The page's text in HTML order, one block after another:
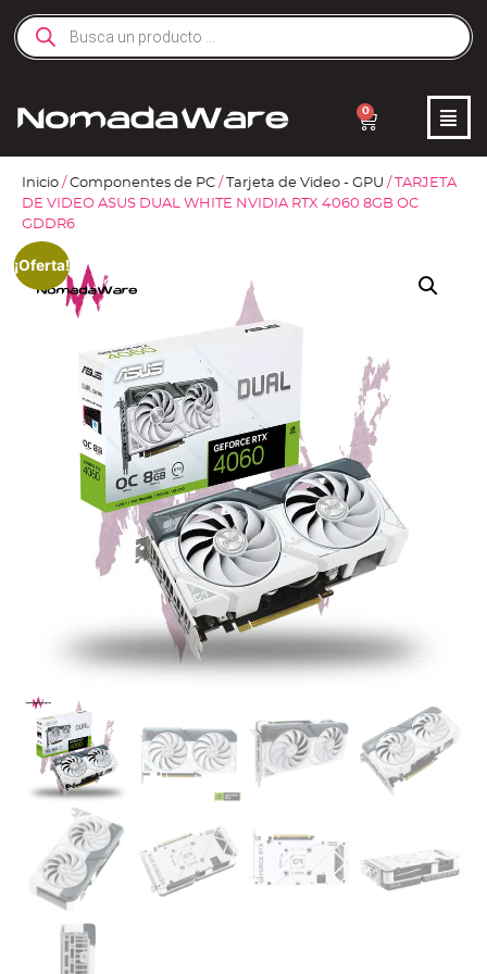
0
Inicio / Componentes de PC / Tarjeta de Video - GPU / TARJETA
DE VIDEO ASUS DUAL WHITE NVIDIA RTX 4060 8GB OC
GDDR6
¡Oferta!